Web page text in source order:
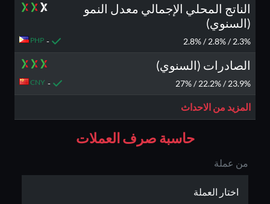
الناتج المحلي الإجمالي معدل النمو
(السنوي)
2.3% / 2.8% / 2.8%
-
PHP
الصادرات (السنوي)
23.9% / 22.2% / 27%
-
CNY
المزيد من الاحداث
حاسبة صرف العملات
من عملة